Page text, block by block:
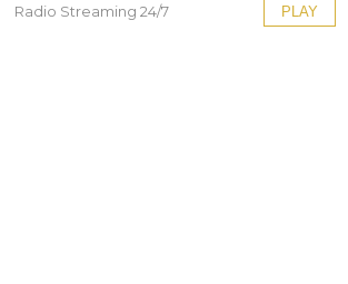
Radio Streaming 24/7 PLAY